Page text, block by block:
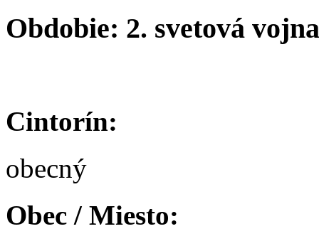
Obdobie: 2. svetová vojna
Cintorín:
obecný
Obec / Miesto: